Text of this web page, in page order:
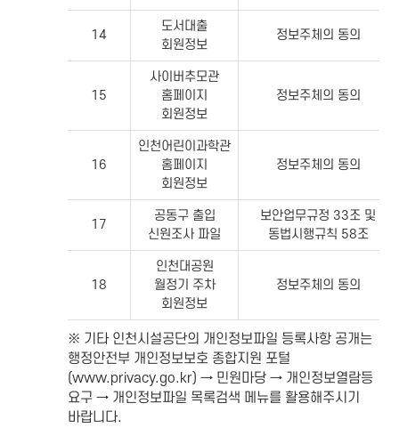
14
도서대출
회원정보
정보주체의 동의
15
사이버추모관
홈페이지
회원정보
정보주체의 동의
16
인천어린이과학관
홈페이지
회원정보
정보주체의 동의
17
공동구 출입
신원조사 파일
보안업무규정 33조 및
동법시행규칙 58조
18
인천대공원
월정기 주차
회원정보
정보주체의 동의
기타 인천시설공단의 개인정보파일 등록사항 공개는
행정안전부 개인정보보호 종합지원 포털
(www.privacy.go.kr) → 민원마당 → 개인정보열람등
요구 → 개인정보파일 목록검색 메뉴를 활용해주시기
바랍니다.